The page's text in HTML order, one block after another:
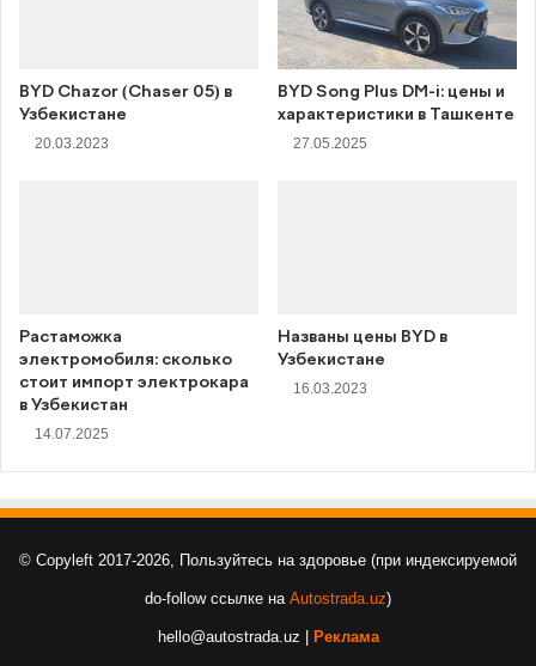
BYD Chazor (Chaser 05) в
Узбекистане
20.03.2023
BYD Song Plus DM-i: цены и
характеристики в Ташкенте
27.05.2025
Растаможка
электромобиля: сколько
стоит импорт электрокара
в Узбекистан
14.07.2025
Названы цены BYD в
Узбекистане
16.03.2023
© Copyleft 2017-2026, Пользуйтесь на здоровье (при индексируемой
do-follow ссылке на Autostrada.uz)
hello@autostrada.uz | Реклама